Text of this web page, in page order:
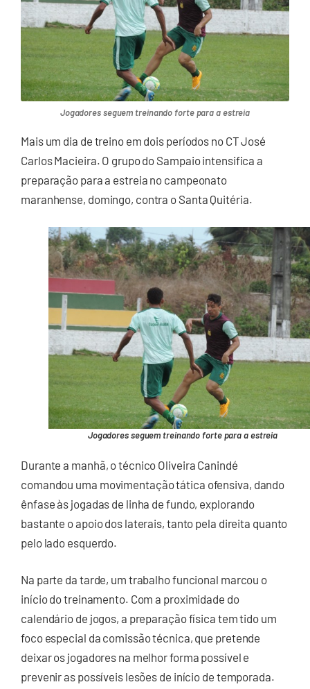
Jogadores seguem treinando forte para a estreia
Mais um dia de treino em dois períodos no CT José
Carlos Macieira. O grupo do Sampaio intensifica a
preparação para a estreia no campeonato
maranhense, domingo, contra o Santa Quitéria.
Jogadores seguem treinando forte para a estreia
Durante a manhã, o técnico Oliveira Canindé
comandou uma movimentação tática ofensiva, dando
ênfase às jogadas de linha de fundo, explorando
bastante o apoio dos laterais, tanto pela direita quanto
pelo lado esquerdo.
Na parte da tarde, um trabalho funcional marcou o
início do treinamento. Com a proximidade do
calendário de jogos, a preparação física tem tido um
foco especial da comissão técnica, que pretende
deixar os jogadores na melhor forma possível e
prevenir as possíveis lesões de início de temporada.